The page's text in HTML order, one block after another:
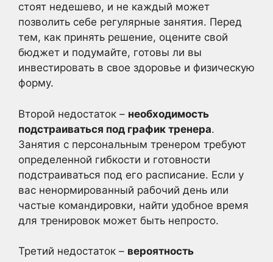
стоят недешево, и не каждый может
позволить себе регулярные занятия. Перед
тем, как принять решение, оцените свой
бюджет и подумайте, готовы ли вы
инвестировать в свое здоровье и физическую
форму.
Второй недостаток – необходимость
подстраиваться под график тренера.
Занятия с персональным тренером требуют
определенной гибкости и готовности
подстраиваться под его расписание. Если у
вас ненормированный рабочий день или
частые командировки, найти удобное время
для тренировок может быть непросто.
Третий недостаток – вероятность